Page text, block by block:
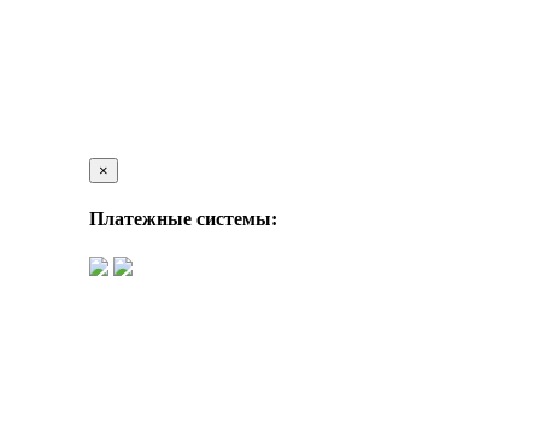
×
Платежные системы: